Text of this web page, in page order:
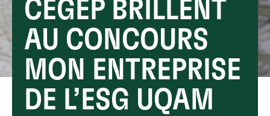
CÉGEP BRILLENT
AU CONCOURS
MON ENTREPRISE
DE L’ESG UQAM